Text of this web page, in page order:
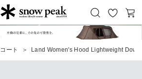
Snow Peak
お
気
カ
コート ＞ Land Women's Hood Lightweight